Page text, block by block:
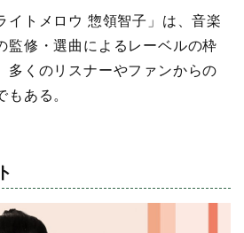
イトメロウ 惣領智子」は、音楽
監修・選曲によるレーベルの枠
多くのリスナーやファンからの
もある。